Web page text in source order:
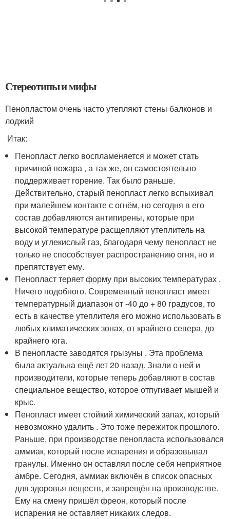
Стереотипы и мифы
Пенопластом очень часто утепляют стены балконов и
лоджий
Итак:
Пенопласт легко воспламеняется и может стать
причиной пожара , а так же, он самостоятельно
поддерживает горение. Так было раньше.
Действительно, старый пенопласт легко вспыхивал
при малейшем контакте с огнём, но сегодня в его
состав добавляются антипирены, которые при
высокой температуре расщепляют утеплитель на
воду и углекислый газ, благодаря чему пенопласт не
только не способствует распространению огня, но и
препятствует ему.
Пенопласт теряет форму при высоких температурах .
Ничего подобного. Современный пенопласт имеет
температурный диапазон от -40 до + 80 градусов, то
есть в качестве утеплителя его можно использовать в
любых климатических зонах, от крайнего севера, до
крайнего юга.
В пенопласте заводятся грызуны . Эта проблема
была актуальна ещё лет 20 назад. Знали о ней и
производители, которые теперь добавляют в состав
специальное вещество, которое отпугивает мышей и
крыс.
Пенопласт имеет стойкий химический запах, который
невозможно удалить . Это тоже пережиток прошлого.
Раньше, при производстве пенопласта использовался
аммиак, который после испарения и образовывал
гранулы. Именно он оставлял после себя неприятное
амбре. Сегодня, аммиак включён в список опасных
для здоровья веществ, и запрещён на производстве.
Ему на смену пришёл фреон, который после
испарения не оставляет никаких следов.